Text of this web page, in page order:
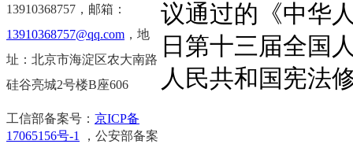
议通过的《中华
日第十三届全国
人民共和国宪法
13910368757，邮箱：
13910368757@qq.com ，地
址：北京市海淀区农大南路
硅谷亮城2号楼B座606
工信部备案号： 京ICP备
17065156号-1
，公安部备案